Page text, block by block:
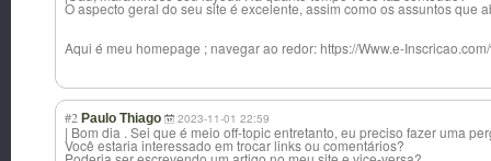
O aspecto geral do seu site é excelente, assim como os assuntos que
Aqui é meu homepage ; navegar ao redor: https://Www.e-
#2 Paulo Thiago 2023-11-01 22:59
| Bom dia . Sei que é meio off-topic entretanto, eu preciso fazer uma
Você estaria interessado em trocar links ou comentários?